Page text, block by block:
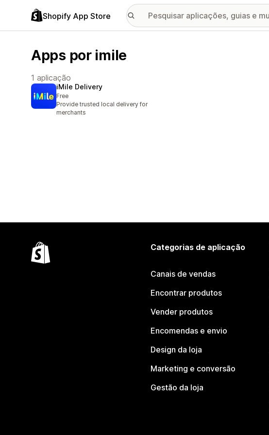
Shopify App Store
Apps por imile
1 aplicação
iMile Delivery
Free
Provide trusted local delivery for
merchants
Categorias de aplicação
Canais de vendas
Encontrar produtos
Vender produtos
Encomendas e envio
Design da loja
Marketing e conversão
Gestão da loja